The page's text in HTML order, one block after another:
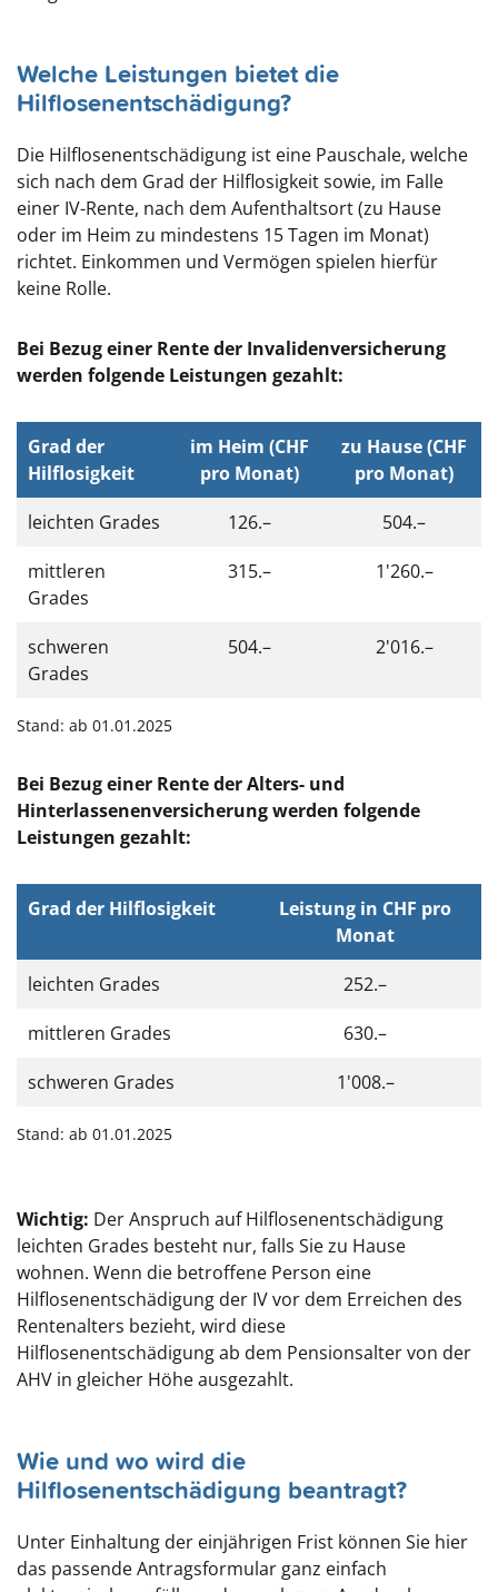
Welche Leistungen bietet die
Hilflosenentschädigung?
Die Hilflosenentschädigung ist eine Pauschale, welche
sich nach dem Grad der Hilflosigkeit sowie, im Falle
einer IV-Rente, nach dem Aufenthaltsort (zu Hause
oder im Heim zu mindestens 15 Tagen im Monat)
richtet. Einkommen und Vermögen spielen hierfür
keine Rolle.
Bei Bezug einer Rente der Invalidenversicherung
werden folgende Leistungen gezahlt:
Grad der
Hilflosigkeit
im Heim (CHF
pro Monat)
zu Hause (CHF
pro Monat)
leichten Grades
126.–
504.–
mittleren
Grades
315.– 1'260.–
schweren
Grades
504.– 2'016.–
Stand: ab 01.01.2025
Bei Bezug einer Rente der Alters- und
Hinterlassenenversicherung werden folgende
Leistungen gezahlt:
Grad der Hilflosigkeit
Leistung in CHF pro
Monat
leichten Grades
252.–
mittleren Grades
630.–
schweren Grades
1'008.–
Stand: ab 01.01.2025
Wichtig: Der Anspruch auf Hilflosenentschädigung
leichten Grades besteht nur, falls Sie zu Hause
wohnen. Wenn die betroffene Person eine
Hilflosenentschädigung der IV vor dem Erreichen des
Rentenalters bezieht, wird diese
Hilflosenentschädigung ab dem Pensionsalter von der
AHV in gleicher Höhe ausgezahlt.
Wie und wo wird die
Hilflosenentschädigung beantragt?
Unter Einhaltung der einjährigen Frist können Sie hier
das passende Antragsformular ganz einfach